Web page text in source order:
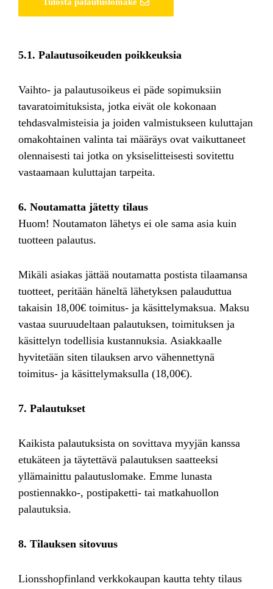
5.1. Palautusoikeuden poikkeuksia
Vaihto- ja palautusoikeus ei päde sopimuksiin
tavaratoimituksista, jotka eivät ole kokonaan
tehdasvalmisteisia ja joiden valmistukseen kuluttajan
omakohtainen valinta tai määräys ovat vaikuttaneet
olennaisesti tai jotka on yksiselitteisesti sovitettu
vastaamaan kuluttajan tarpeita.
6. Noutamatta jätetty tilaus
Huom! Noutamaton lähetys ei ole sama asia kuin
tuotteen palautus.
Mikäli asiakas jättää noutamatta postista tilaamansa
tuotteet, peritään häneltä lähetyksen palauduttua
takaisin 18,00€ toimitus- ja käsittelymaksua. Maksu
vastaa suuruudeltaan palautuksen, toimituksen ja
käsittelyn todellisia kustannuksia. Asiakkaalle
hyvitetään siten tilauksen arvo vähennettynä
toimitus- ja käsittelymaksulla (18,00€).
7. Palautukset
Kaikista palautuksista on sovittava myyjän kanssa
etukäteen ja täytettävä palautuksen saatteeksi
yllämainittu palautuslomake. Emme lunasta
postiennakko-, postipaketti- tai matkahuollon
palautuksia.
8. Tilauksen sitovuus
Lionsshopfinland verkkokaupan kautta tehty tilaus